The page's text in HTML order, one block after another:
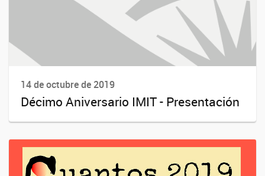
14 de octubre de 2019
Décimo Aniversario IMIT - Presentación